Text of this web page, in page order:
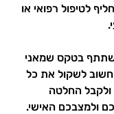
לטיפול רפואי או
בטקס שמאני
חשוב לשקול את כל
החלטה
ולמצבכם האישי.